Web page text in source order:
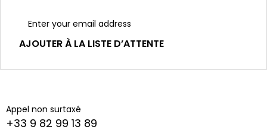
AJOUTER À LA LISTE D’ATTENTE
Appel non surtaxé
+33 9 82 99 13 89